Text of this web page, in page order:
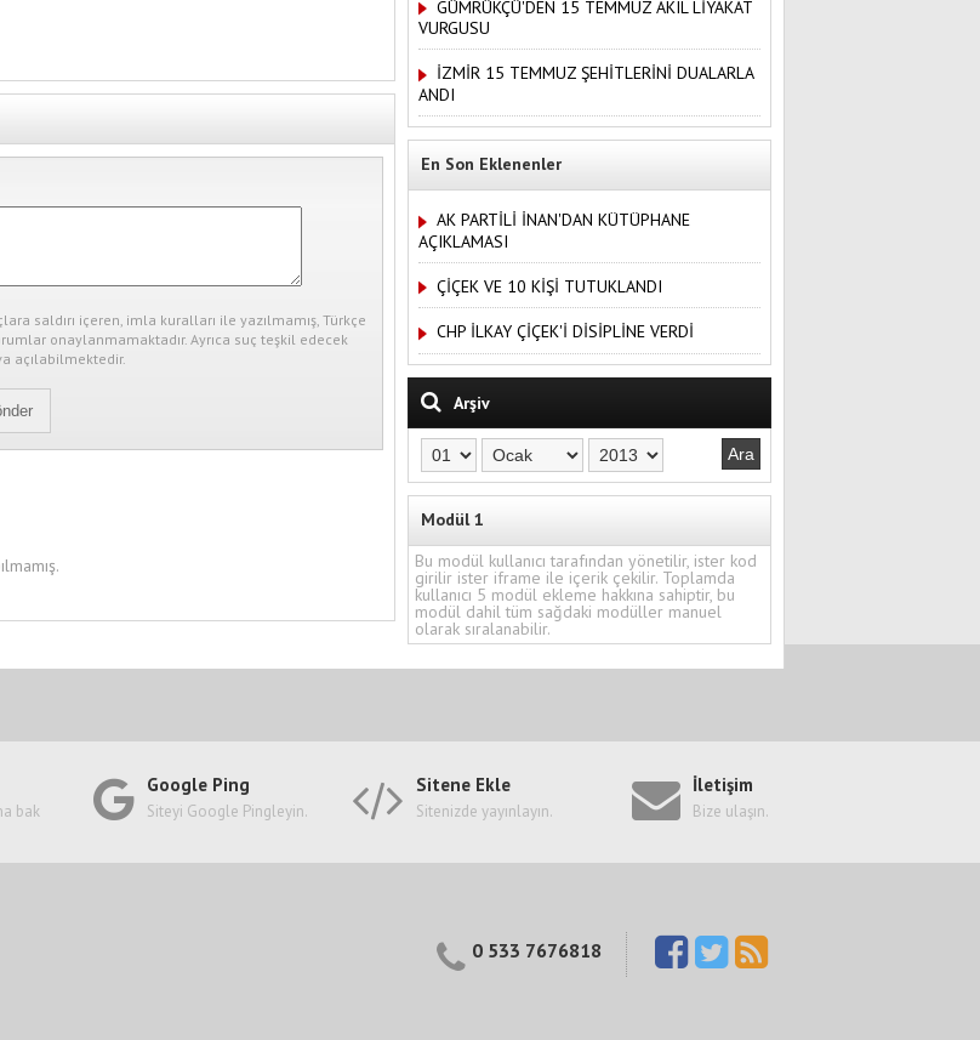
saldırı içeren, imla kuralları ile yazılmamış, Türkçe
onaylanmamaktadır. Ayrıca suç teşkil edecek
açılabilmektedir.
GÜMRÜKÇÜ'DEN 15 TEMMUZ AKIL LİYAKAT
VURGUSU
İZMİR 15 TEMMUZ ŞEHİTLERİNİ DUALARLA
ANDI
En Son Eklenenler
AK PARTİLİ İNAN'DAN KÜTÜPHANE
AÇIKLAMASI
ÇİÇEK VE 10 KİŞİ TUTUKLANDI
CHP İLKAY ÇİÇEK'İ DİSİPLİNE VERDİ
Arşiv
Modül 1
Bu modül kullanıcı tarafından yönetilir, ister kod
girilir ister iframe ile içerik çekilir. Toplamda
kullanıcı 5 modül ekleme hakkına sahiptir, bu
modül dahil tüm sağdaki modüller manuel
olarak sıralanabilir.
bak
Google Ping
Siteyi Google Pingleyin.
Sitene Ekle
Sitenizde yayınlayın.
İletişim
Bize ulaşın.
0 533 7676818